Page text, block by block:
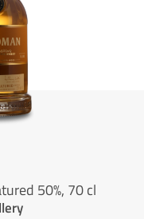
50%, 70 cl